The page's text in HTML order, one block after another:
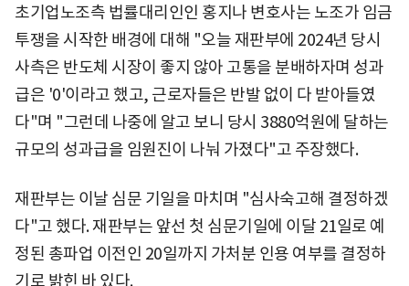
초기업노조측 법률대리인인 홍지나 변호사는 노조가 임금
투쟁을 시작한 배경에 대해 "오늘 재판부에 2024년 당시
사측은 반도체 시장이 좋지 않아 고통을 분배하자며 성과
급은 '0'이라고 했고, 근로자들은 반발 없이 다 받아들였
다"며 "그런데 나중에 알고 보니 당시 3880억원에 달하는
규모의 성과급을 임원진이 나눠 가졌다"고 주장했다.
재판부는 이날 심문 기일을 마치며 "심사숙고해 결정하겠
다"고 했다. 재판부는 앞선 첫 심문기일에 이달 21일로 예
정된 총파업 이전인 20일까지 가처분 인용 여부를 결정하
기로 밝힌 바 있다.